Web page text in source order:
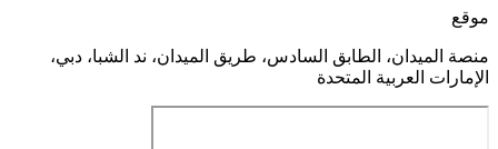
موقع
منصة الميدان، الطابق السادس، طريق الميدان، ند الشبا، دبي،
الإمارات العربية المتحدة